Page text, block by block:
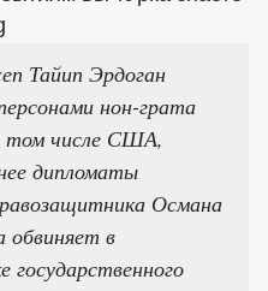
Тайип Эрдоган
нон-грата
том числе США,
дипломаты
Османа
обвиняет в